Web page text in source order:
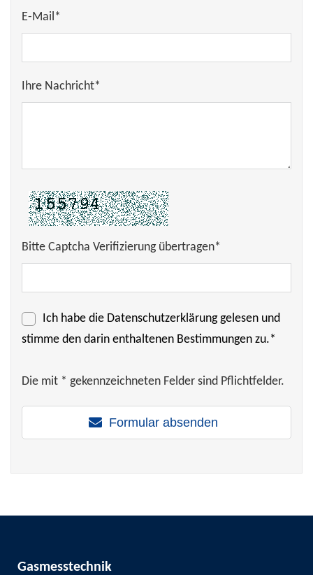
E-Mail*
Ihre Nachricht*
Bitte Captcha Verifizierung übertragen*
Ich habe die Datenschutzerklärunggelesen und
stimme den darin enthaltenen Bestimmungen zu.*
Die mit * gekennzeichneten Felder sind Pflichtfelder.
Formular absenden
Gasmesstechnik